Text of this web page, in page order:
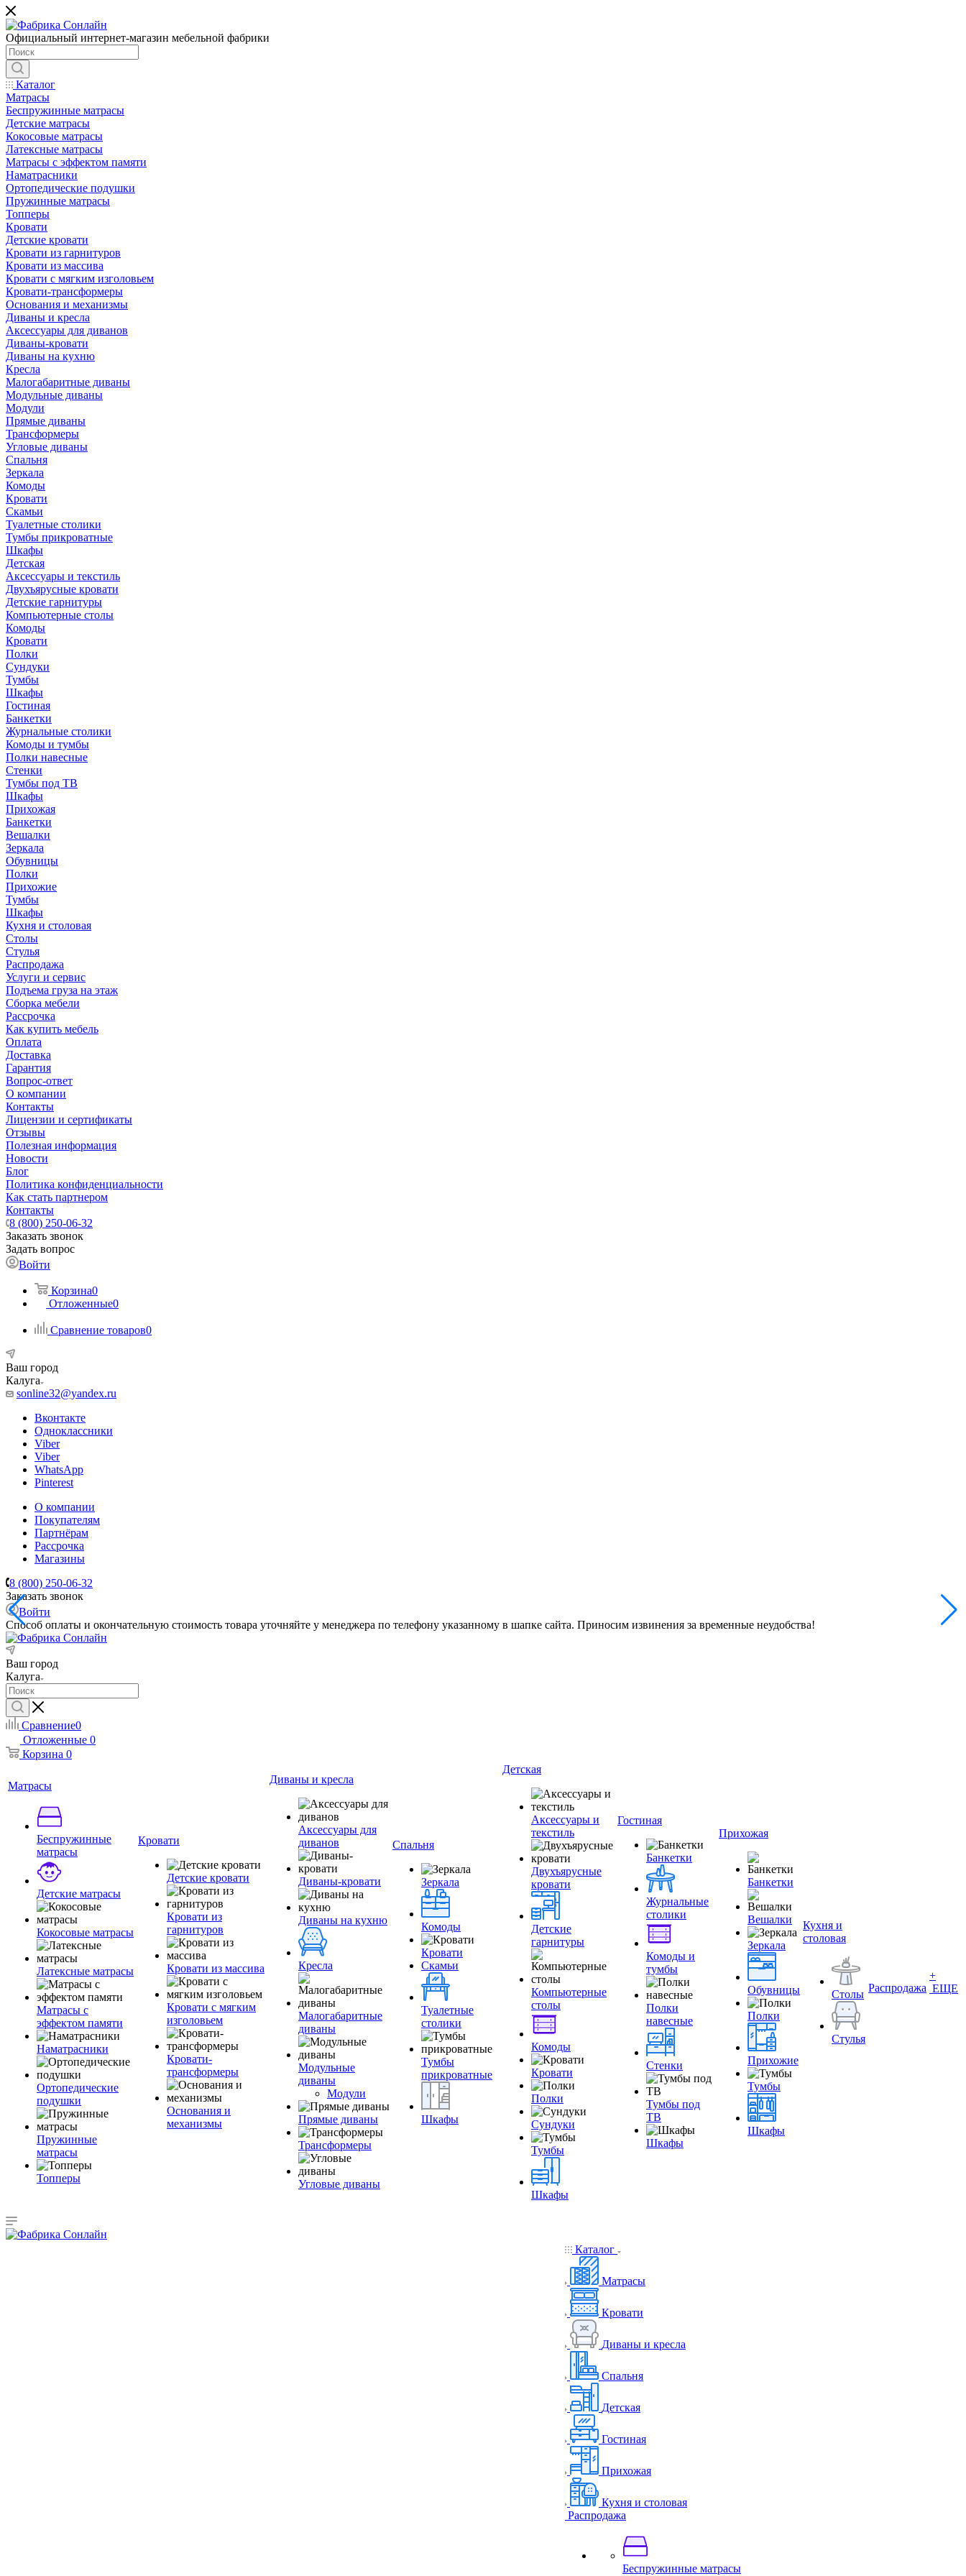
Официальный интернет-магазин мебельной фабрики
Каталог
Матрасы
Беспружинные матрасы
Детские матрасы
Кокосовые матрасы
Латексные матрасы
Матрасы с эффектом памяти
Наматрасники
Ортопедические подушки
Пружинные матрасы
Топперы
Кровати
Детские кровати
Кровати из гарнитуров
Кровати из массива
Кровати с мягким изголовьем
Кровати-трансформеры
Основания и механизмы
Диваны и кресла
Аксессуары для диванов
Диваны-кровати
Диваны на кухню
Кресла
Малогабаритные диваны
Модульные диваны
Модули
Прямые диваны
Трансформеры
Угловые диваны
Спальня
Зеркала
Комоды
Кровати
Скамьи
Туалетные столики
Тумбы прикроватные
Шкафы
Детская
Аксессуары и текстиль
Двухъярусные кровати
Детские гарнитуры
Компьютерные столы
Комоды
Кровати
Полки
Сундуки
Тумбы
Шкафы
Гостиная
Банкетки
Журнальные столики
Комоды и тумбы
Полки навесные
Стенки
Тумбы под ТВ
Шкафы
Прихожая
Банкетки
Вешалки
Зеркала
Обувницы
Полки
Прихожие
Тумбы
Шкафы
Кухня и столовая
Столы
Стулья
Распродажа
Услуги и сервис
Подъема груза на этаж
Сборка мебели
Рассрочка
Как купить мебель
Оплата
Доставка
Гарантия
Вопрос-ответ
О компании
Контакты
Лицензии и сертификаты
Отзывы
Полезная информация
Новости
Блог
Политика конфиденциальности
Как стать партнером
Контакты
8 (800) 250-06-32
Заказать звонок
Задать вопрос
Войти
Корзина0
Отложенные0
Сравнение товаров0
Ваш город
Калуга
sonline32@yandex.ru
Вконтакте
Одноклассники
Viber
Viber
WhatsApp
Pinterest
О компании
Покупателям
Партнёрам
Рассрочка
Магазины
8 (800) 250-06-32
Заказать звонок
Войти
Способ оплаты и окончательную стоимость товара уточняйте у менеджера по телефону указанному в шапке сайта. Приносим извинения за временные неудобства!
Ваш город
Калуга
Сравнение0
Отложенные 0
Корзина 0
Матрасы
Беспружинные
матрасы
Детские матрасы
Кокосовые матрасы
Латексные матрасы
Матрасы с
эффектом памяти
Наматрасники
Ортопедические
подушки
Пружинные
матрасы
Топперы
Кровати
Детские кровати
Кровати из
гарнитуров
Кровати из массива
Кровати с мягким
изголовьем
Кровати-
трансформеры
Основания и
механизмы
Диваны и кресла
Аксессуары для
диванов
Диваны-кровати
Диваны на кухню
Кресла
Малогабаритные
диваны
Модульные
диваны
Модули
Прямые диваны
Трансформеры
Угловые диваны
Спальня
Зеркала
Комоды
Кровати
Скамьи
Туалетные
столики
Тумбы
прикроватные
Шкафы
Детская
Аксессуары и
текстиль
Двухъярусные
кровати
Детские
гарнитуры
Компьютерные
столы
Комоды
Кровати
Полки
Сундуки
Тумбы
Шкафы
Гостиная
Банкетки
Журнальные
столики
Комоды и
тумбы
Полки
навесные
Стенки
Тумбы под
ТВ
Шкафы
Прихожая
Банкетки
Вешалки
Зеркала
Обувницы
Полки
Прихожие
Тумбы
Шкафы
Кухня и
столовая
Столы
Стулья
Распродажа
+
ЕЩЕ
Каталог
Матрасы
Кровати
Диваны и кресла
Спальня
Детская
Гостиная
Прихожая
Кухня и столовая
Распродажа
Беспружинные матрасы